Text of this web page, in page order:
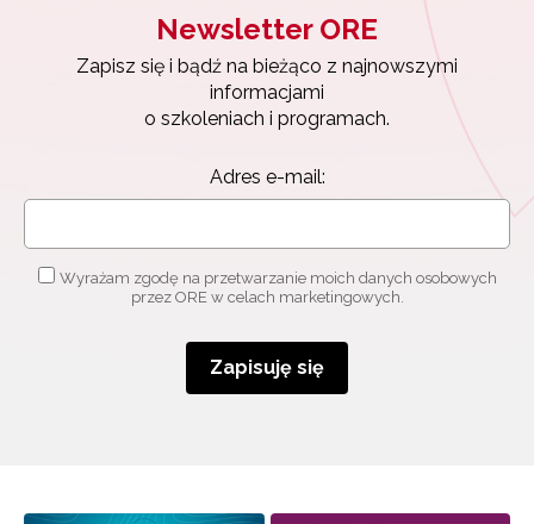
Newsletter ORE
Zapisz się i bądź na bieżąco z najnowszymi
informacjami
o szkoleniach i programach.
Adres e-mail:
Wyrażam zgodę na przetwarzanie moich danych osobowych
przez ORE w celach marketingowych.
Zapisuję się
Wyrażam zgodę na przetwarzanie moich danych
Zapisuję się